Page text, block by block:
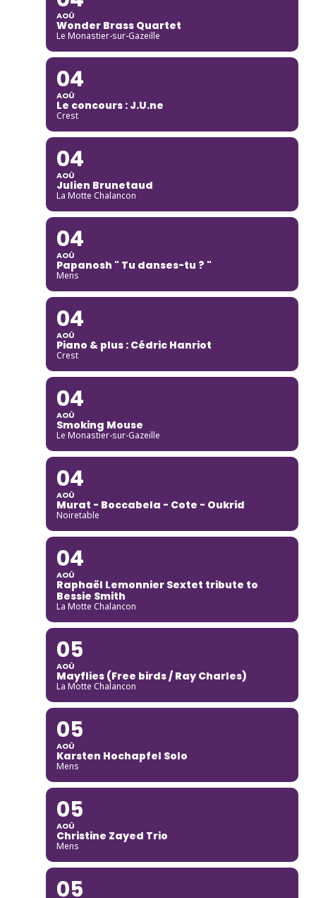
AOÛ
Wonder Brass Quartet
Le Monastier-sur-Gazeille
04
AOÛ
Le concours : J.U.ne
Crest
04
AOÛ
Julien Brunetaud
La Motte Chalancon
04
AOÛ
Papanosh " Tu danses-tu ? "
Mens
04
AOÛ
Piano & plus : Cédric Hanriot
Crest
04
AOÛ
Smoking Mouse
Le Monastier-sur-Gazeille
04
AOÛ
Murat - Boccabela - Cote - Oukrid
Noiretable
04
AOÛ
Raphaël Lemonnier Sextet tribute to
Bessie Smith
La Motte Chalancon
05
AOÛ
Mayflies (Free birds / Ray Charles)
La Motte Chalancon
05
AOÛ
Karsten Hochapfel Solo
Mens
05
AOÛ
Christine Zayed Trio
Mens
05